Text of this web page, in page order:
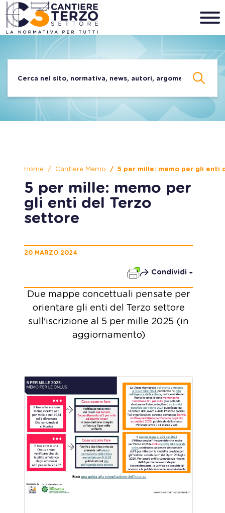
Home Cantiere Memo 5 per mille: memo per gli enti
5 per mille: memo per
gli enti del Terzo
settore
20 MARZO 2024
Condividi
Due mappe concettuali pensate per
orientare gli enti del Terzo settore
sull'iscrizione al 5 per mille 2025 (in
aggiornamento)